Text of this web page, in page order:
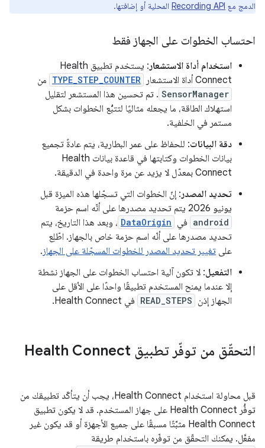
الدمج مع Recording API المحلية أو إضافتها.
احتساب الخطوات على الجهاز فقط
استخدام أداة الاستشعار
: يستخدم تطبيق Health
Connect أداة الاستشعار
TYPE_STEP_COUNTER من
SensorManager . تم تحسين هذا المستشعر لتقليل
استهلاك الطاقة، ما يجعله مثاليًا لتتبُّع الخطوات بشكل
مستمر في الخلفية.
دقة البيانات: للحفاظ على عمر البطارية، يتم عادةً تجميع
بيانات الخطوات وكتابتها في قاعدة بيانات Health
Connect بمعدّل لا يزيد عن مرة واحدة في الدقيقة.
تحديد المصدر : إنّ الخطوات التي تسجّلها هذه الميزة قبل
يونيو 2026 يتم تحديد مصدرها على أنّه اسم حزمة
android في DataOrigin ، وبعد هذا التاريخ، يتم
تحديد مصدرها على أنّه اسم حزمة خاص بالجهاز. اطّلِع
على تغيير تحديد المصدر للخطوات المسجّلة على الجهاز.
التفعيل: لا تكون آلية احتساب الخطوات على الجهاز نشطة
إلا عندما يمنح المستخدم تطبيقًا واحدًا على الأقل على
الجهاز إذن READ_STEPS في Health Connect.
التحقّق من توفّر تطبيق Health Connect
قبل محاولة استخدام Health Connect، يجب أن يتأكّد تطبيقك من
توفُّر Health Connect على جهاز المستخدم. قد لا يكون تطبيق
Health Connect مثبَّتًا مسبقًا على جميع الأجهزة أو قد يكون غير
مفعَّل. يمكنك التحقّق من توفّره باستخدام طريقة